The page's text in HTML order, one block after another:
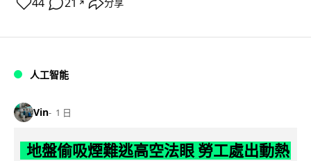
↗ 分享
人工智能
Vin 1 日
地盤偷吸煙難逃高空法眼 勞工處出動熱